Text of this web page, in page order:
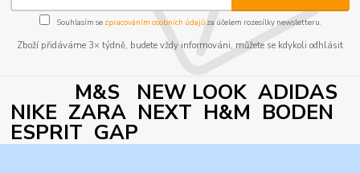
Souhlasím se zpracováním osobních údajůza účelem rozesílky newsletteru.
Zboží přidáváme 3× týdně, budete vždy informováni, můžete se kdykoli odhlásit
M&S NEW LOOK ADIDAS
NIKE ZARA NEXT H&M BODEN
ESPRIT GAP